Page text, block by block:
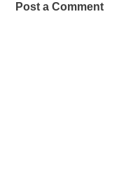
Post a Comment